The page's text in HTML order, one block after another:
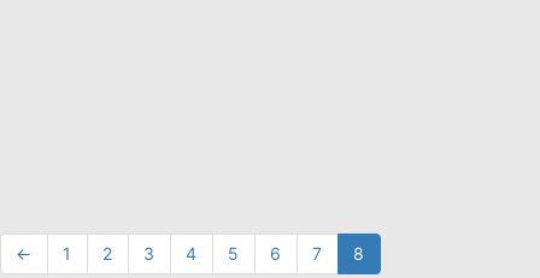
← 1 2 3 4 5 6 7 8